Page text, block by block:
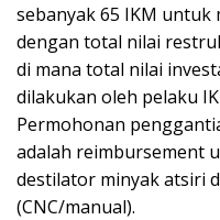
sebanyak 65 IKM
dengan total nilai
di mana total nilai
dilakukan oleh pelaku
Permohonan
adalah reimbursement
destilator minyak atsiri
(CNC/manual).